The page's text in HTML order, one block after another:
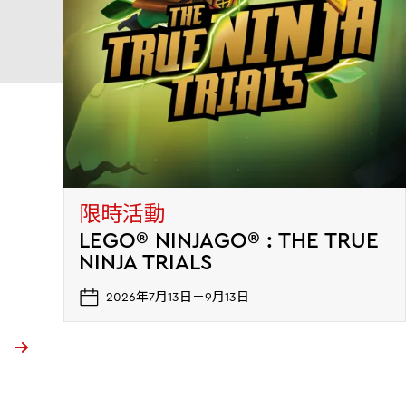
限時活動
LEGO® NINJAGO® : THE TRUE
NINJA TRIALS
2026年7月13日－9月13日